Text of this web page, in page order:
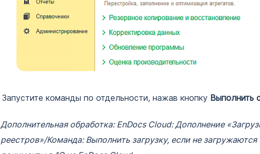
Запустите команды по отдельности, нажав кнопку Выполнить
Дополнительная обработка: EnDocs Cloud: Дополнение
реестров»/Команда: Выполнить загрузку, если не загружаются